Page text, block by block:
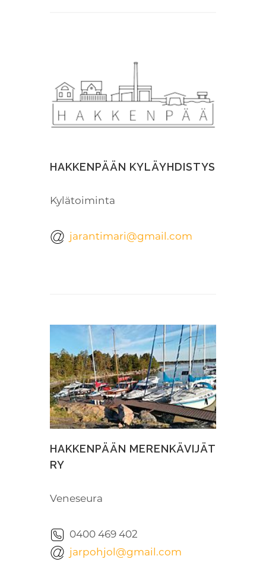
HAKKENPÄÄN KYLÄYHDISTYS
Kylätoiminta
jarantimari@gmail.com
HAKKENPÄÄN MERENKÄVIJÄT
RY
Veneseura
0400 469 402
jarpohjol@gmail.com